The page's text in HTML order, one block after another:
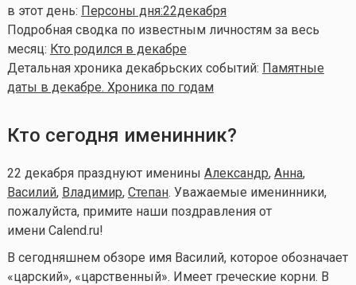
в этот день: Персоны дня:22декабря
Подробная сводка по известным личностям за весь
месяц: Кто родился в декабре
Детальная хроника декабрьских событий: Памятные
даты в декабре. Хроника по годам
Кто сегодня именинник?
22 декабря празднуют именины Александр, Анна,
Василий, Владимир, Степан. Уважаемые именинники,
пожалуйста, примите наши поздравления от
имени Calend.ru!
В сегодняшнем обзоре имя Василий, которое обозначает
«царский», «царственный». Имеет греческие корни. В